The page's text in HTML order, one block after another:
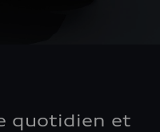
quotidien et